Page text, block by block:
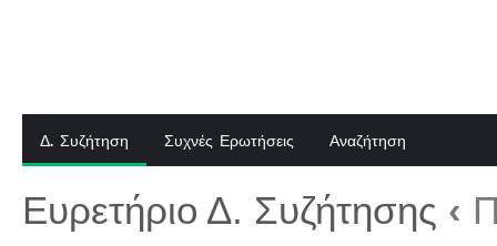
Δ. Συζήτηση Συχνές Ερωτήσεις Αναζήτηση
Ευρετήριο Δ. Συζήτησης ‹